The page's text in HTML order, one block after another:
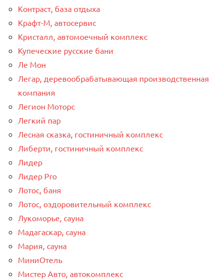
Контраст, база отдыха
Крафт-М, автосервис
Кристалл, автомоечный комплекс
Купеческие русские бани
Ле Мон
Легар, деревообрабатывающая производственная
компания
Легион Моторс
Легкий пар
Лесная сказка, гостиничный комплекс
Либерти, гостиничный комплекс
Лидер
Лидер Pro
Лотос, баня
Лотос, оздоровительный комплекс
Лукоморье, сауна
Мадагаскар, сауна
Мария, сауна
МиниОтель
Мистер Авто, автокомплекс